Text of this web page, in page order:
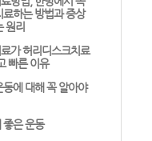
료하는 방법과 증상
원리
가 허리디스크치료
빠른 이유
동에 대해 꼭 알아야
좋은 운동